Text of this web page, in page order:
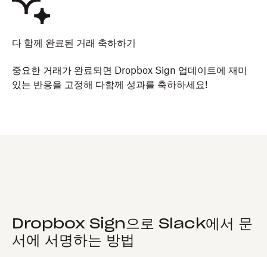
다 함께 완료된 거래 축하하기
중요한 거래가 완료되면 Dropbox Sign 업데이트에 재미
있는 반응을 고정해 다함께 성과를 축하하세요!
Dropbox Sign으로 Slack에서 문
서에 서명하는 방법